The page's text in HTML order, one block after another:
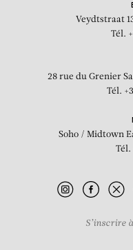
Veydtstraat
Tél.
28 rue du Grenier
Tél.
Soho / Midtown
Tél.
S’inscrire